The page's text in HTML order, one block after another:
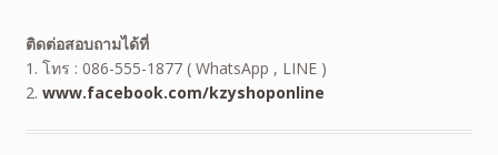
ติดต่อสอบถามได้ที่
1. โทร : 086-555-1877 ( WhatsApp , LINE )
2. www.facebook.com/kzyshoponline